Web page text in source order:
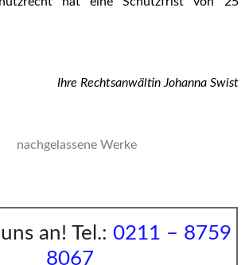
Ihre Rechtsanwältin Johanna Swist
an! Tel.:0211 – 8759
8067